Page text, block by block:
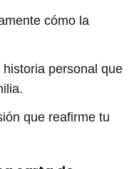
cómo la
personal que
que reafirme tu